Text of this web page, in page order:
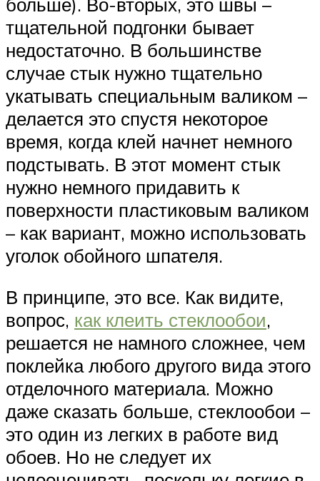
тщательной подгонки бывает
недостаточно. В большинстве
случае стык нужно тщательно
укатывать специальным валиком –
делается это спустя некоторое
время, когда клей начнет немного
подстывать. В этот момент стык
нужно немного придавить к
поверхности пластиковым валиком
– как вариант, можно использовать
уголок обойного шпателя.
В принципе, это все. Как видите,
вопрос, как клеить стеклообои,
решается не намного сложнее, чем
поклейка любого другого вида этого
отделочного материала. Можно
даже сказать больше, стеклообои –
это один из легких в работе вид
обоев. Но не следует их